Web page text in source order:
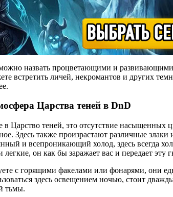
назвать процветающими и
встретить личей, некромантов и других
Царства теней в DnD
Царство теней, это отсутствие насыщенных
Здесь также произрастают различные
и всепроникающий холод, здесь всегда
он как бы заражает вас и передает эту
с горящими факелами или фонарями, они
здесь освещением ночью, стоит
тьмы.